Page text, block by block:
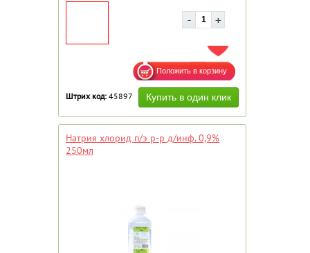
ДОБАВИТЬ В ИЗБРАННОЕ
Штрих код: 45897
Натрия хлорид п/э р-р д/инф. 0,9%
250мл